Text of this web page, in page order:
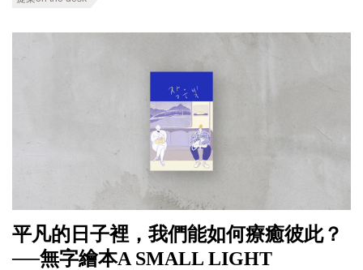
平凡的日子裡，我們能如何療癒彼此？
──無字繪本A SMALL LIGHT